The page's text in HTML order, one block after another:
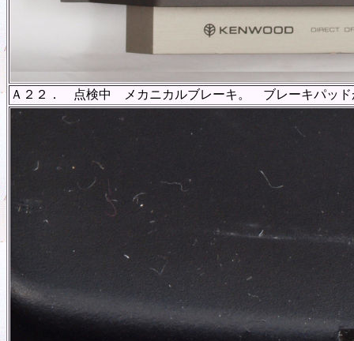
Ａ２２． 点検中 メカニカルブレーキ。 ブレーキパッド